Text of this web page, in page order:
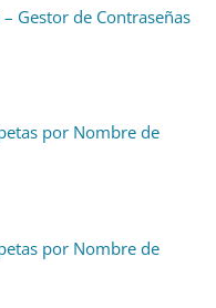
Gestor de Contraseñas
por Nombre de
por Nombre de